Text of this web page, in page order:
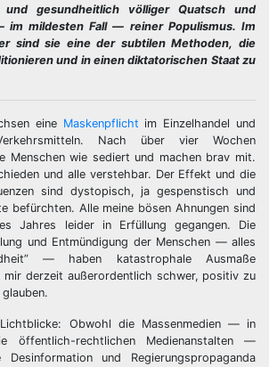
und gesundheitlich völliger Quatsch und
im mildesten Fall — reiner Populismus. Im
sind sie eine der subtilen Methoden, die
und in einen diktatorischen Staat zu
eine Maskenpflicht im Einzelhandel und
Nach über vier Wochen
Menschen wie sediert und machen brav mit.
und alle verstehbar. Der Effekt und die
sind dystopisch, ja gespenstisch und
befürchten. Alle meine bösen Ahnungen sind
Jahres leider in Erfüllung gegangen. Die
und Entmündigung der Menschen — alles
— haben katastrophale Ausmaße
mir derzeit außerordentlich schwer, positiv zu
Obwohl die Massenmedien — in
öffentlich-rechtlichen Medienanstalten —
Desinformation und Regierungspropaganda